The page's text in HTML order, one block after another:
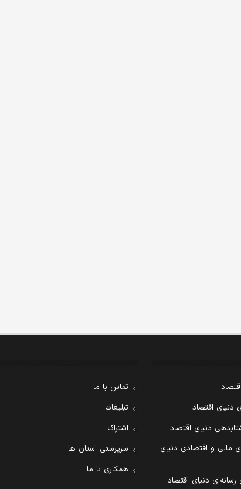
اقتصاد
دنیای اقتصاد
مالی و اقتصادی دنیای
دنیای اقتصاد
تماس با ما
تبلیغات
اشتراک
سرپرستی استان ها
همکاری با ما